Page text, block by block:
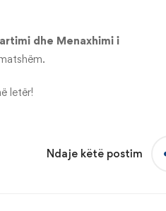
dhe Menaxhimi i
letër!
Ndaje këtë postim